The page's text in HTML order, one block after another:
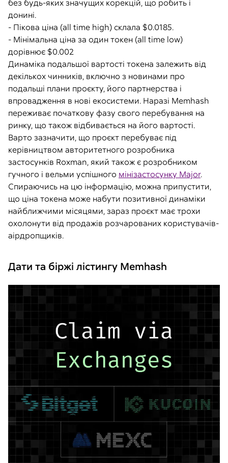
без будь-яких значущих корекцій, що робить і
донині.
- Пікова ціна (all time high) склала $0.0185.
- Мінімальна ціна за один токен (all time low)
дорівнює $0.002
Динаміка подальшої вартості токена залежить від
декількох чинників, включно з новинами про
подальші плани проєкту, його партнерства і
впровадження в нові екосистеми. Наразі Memhash
переживає початкову фазу свого перебування на
ринку, що також відбивається на його вартості.
Варто зазначити, що проєкт перебуває під
керівництвом авторитетного розробника
застосунків Roxman, який також є розробником
гучного і вельми успішного мінізастосунку Major.
Спираючись на цю інформацію, можна припустити,
що ціна токена може набути позитивної динаміки
найближчими місяцями, зараз проєкт має трохи
охолонути від продажів розчарованих користувачів-
аірдропщиків.
Дати та біржі лістингу Memhash